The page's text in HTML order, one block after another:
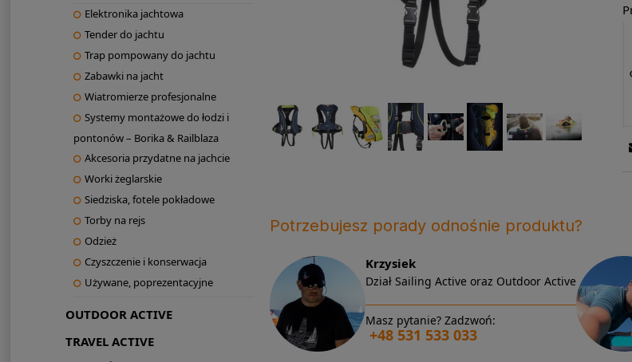
Elektronika jachtowa
Tender do jachtu
Trap pompowany do jachtu
Zabawki na jacht
Wiatromierze profesjonalne
Systemy montażowe do łodzi i
pontonów – Borika & Railblaza
Akcesoria przydatne na jachcie
Worki żeglarskie
Siedziska, fotele pokładowe
Torby na rejs
Odzież
Czyszczenie i konserwacja
Używane, poprezentacyjne
OUTDOOR ACTIVE
TRAVEL ACTIVE
Potrzebujesz porady odnośnie produktu?
Krzysiek
Dział Sailing Active oraz Outdoor Active
Masz pytanie? Zadzwoń:
+48 531 533 033